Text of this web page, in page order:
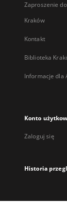
Zaproszenie
Kraków
Kontakt
Biblioteka
Informacje dla
Konto
Zaloguj się
Historia